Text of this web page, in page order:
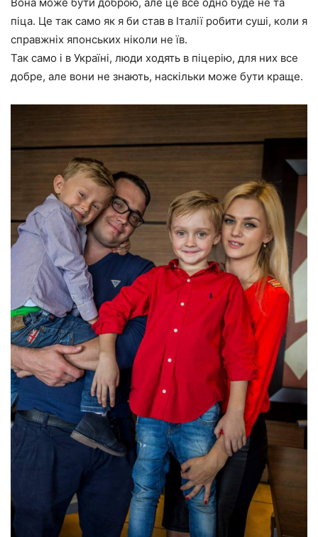
піца. Це так само як я би став в Італії робити суші, коли я
справжніх японських ніколи не їв.
Так само і в Україні, люди ходять в піцерію, для них все
добре, але вони не знають, наскільки може бути краще.